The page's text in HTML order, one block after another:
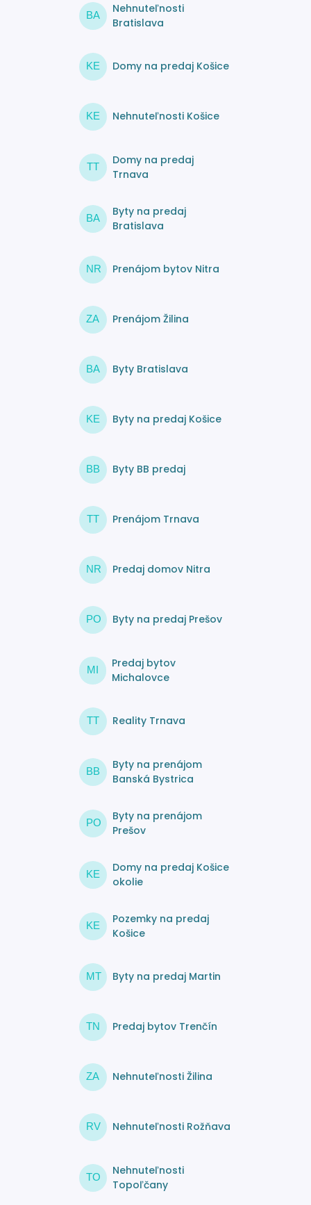
BA
Nehnuteľnosti
Bratislava
KE Domy na predaj Košice
KE Nehnuteľnosti Košice
TT
Domy na predaj
Trnava
BA
Byty na predaj
Bratislava
NR Prenájom bytov Nitra
ZA Prenájom Žilina
BA Byty Bratislava
KE Byty na predaj Košice
BB Byty BB predaj
TT Prenájom Trnava
NR Predaj domov Nitra
PO Byty na predaj Prešov
MI
Predaj bytov
Michalovce
TT Reality Trnava
BB
Byty na prenájom
Banská Bystrica
PO
Byty na prenájom
Prešov
KE
Domy na predaj Košice
okolie
KE
Pozemky na predaj
Košice
MT Byty na predaj Martin
TN Predaj bytov Trenčín
ZA Nehnuteľnosti Žilina
RV Nehnuteľnosti Rožňava
TO
Nehnuteľnosti
Topoľčany